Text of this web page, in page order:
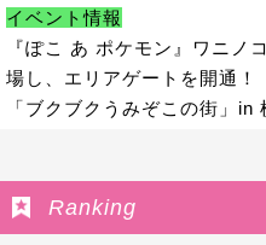
イベント情報
『ぽこ あ ポケモン』ワニノ
場し、エリアゲートを開通！
「ブクブクうみぞこの街」in
Ranking